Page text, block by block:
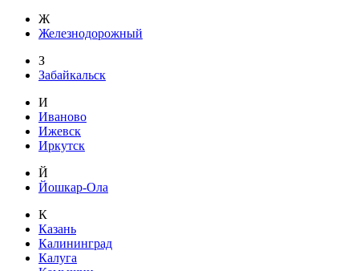
Ж
Железнодорожный
З
Забайкальск
И
Иваново
Ижевск
Иркутск
Й
Йошкар-Ола
К
Казань
Калининград
Калуга